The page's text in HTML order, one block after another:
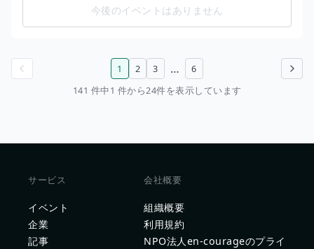
今後のイベントはありません
次のページ
1 2 3 …
6
141 件中1 件から24件を表示しています
サービス
イベント
企業
記事
会社概要
組織概要
利用規約
NPO法人en-courageのプライ